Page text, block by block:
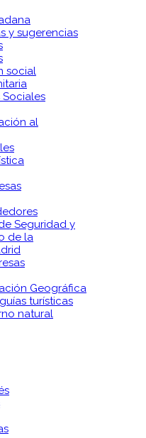
y sugerencias
social
Sociales
al
Seguridad y
de la
Geográfica
turísticas
natural